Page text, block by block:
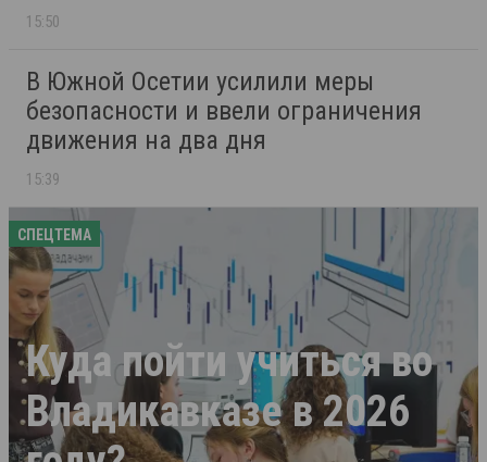
15:50
В Южной Осетии усилили меры
безопасности и ввели ограничения
движения на два дня
15:39
СПЕЦТЕМА
Куда пойти учиться во
Владикавказе в 2026